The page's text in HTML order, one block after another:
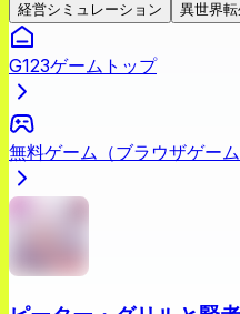
経営シミュレーション
異世界転
G123ゲームトップ
無料ゲーム（ブラウザゲー